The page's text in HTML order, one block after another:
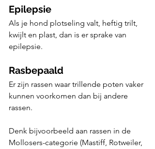
Epilepsie
Als je hond plotseling valt, heftig trilt,
kwijlt en plast, dan is er sprake van
epilepsie.
Rasbepaald
Er zijn rassen waar trillende poten vaker
kunnen voorkomen dan bij andere
rassen.
Denk bijvoorbeeld aan rassen in de
Mollosers-categorie (Mastiff, Rotweiler,